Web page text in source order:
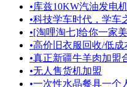
•库兹10KW汽油发电
•科技学车时代，学车
•[淘哩淘七]给你一家
•高价旧衣服回收/低成
•真正新疆牛羊肉加盟
•无人售货机加盟
•一次性水晶餐具一个